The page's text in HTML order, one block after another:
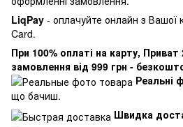
LiqPay - оплачуйте онлайн з Вашої
Card.
При 100% оплаті на карту, Приват
замовлення від 999 грн -
Реальні
що бачиш.
Швидка